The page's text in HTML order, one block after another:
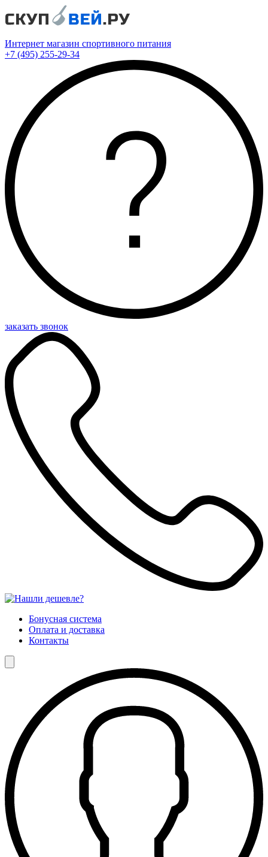
Интернет магазин спортивного питания
+7 (495) 255-29-34
заказать звонок
Бонусная система
Оплата и доставка
Контакты